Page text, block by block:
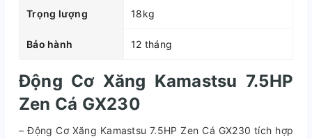
Trọng lượng 18kg
Bảo hành 12 tháng
Động Cơ Xăng Kamastsu 7.5HP
Zen Cá GX230
– Động Cơ Xăng Kamastsu 7.5HP Zen Cá GX230 tích hợp